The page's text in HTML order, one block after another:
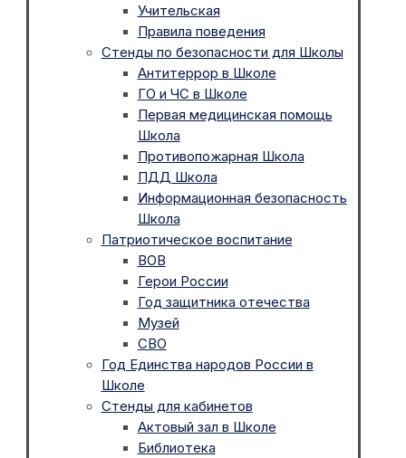
Учительская
Правила поведения
Стенды по безопасности для Школы
Антитеррор в Школе
ГО и ЧС в Школе
Первая медицинская помощь
Школа
Противопожарная Школа
ПДД Школа
Информационная безопасность
Школа
Патриотическое воспитание
ВОВ
Герои России
Год защитника отечества
Музей
СВО
Год Единства народов России в
Школе
Стенды для кабинетов
Актовый зал в Школе
Библиотека